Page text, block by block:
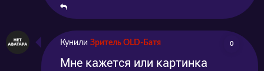
Кунили Зритель OLD-Батя 0
Мне кажется или картинка